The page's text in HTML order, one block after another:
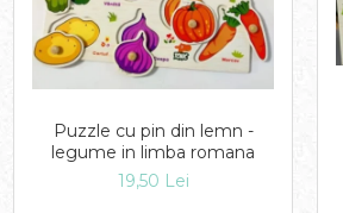
Puzzle cu pin din lemn -
legume in limba romana
19,50 Lei